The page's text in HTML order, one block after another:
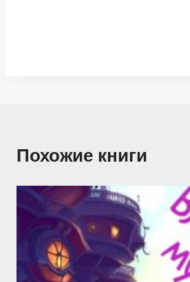
Похожие книги